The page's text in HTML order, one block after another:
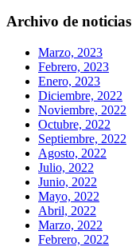
Archivo de noticias
Marzo, 2023
Febrero, 2023
Enero, 2023
Diciembre, 2022
Noviembre, 2022
Octubre, 2022
Septiembre, 2022
Agosto, 2022
Julio, 2022
Junio, 2022
Mayo, 2022
Abril, 2022
Marzo, 2022
Febrero, 2022